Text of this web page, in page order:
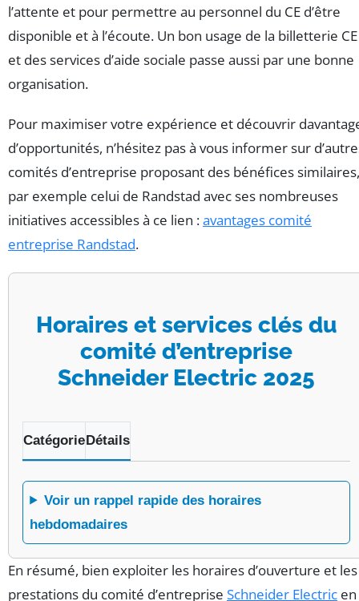
l’attente et pour permettre au personnel du CE d’être
disponible et à l’écoute. Un bon usage de la billetterie CE
et des services d’aide sociale passe aussi par une bonne
organisation.
Pour maximiser votre expérience et découvrir
d’opportunités, n’hésitez pas à vous informer sur
comités d’entreprise proposant des bénéfices similaires,
par exemple celui de Randstad avec ses nombreuses
initiatives accessibles à ce lien :avantages comité
entreprise Randstad.
Horaires et services clés du
comité d’entreprise
Schneider Electric 2025
Tableau des informations essentielles du comité
Catégorie Détails
Voir un rappel rapide des horaires
hebdomadaires
En résumé, bien exploiter les horaires d’ouverture et les
prestations du comité d’entreprise Schneider Electric en